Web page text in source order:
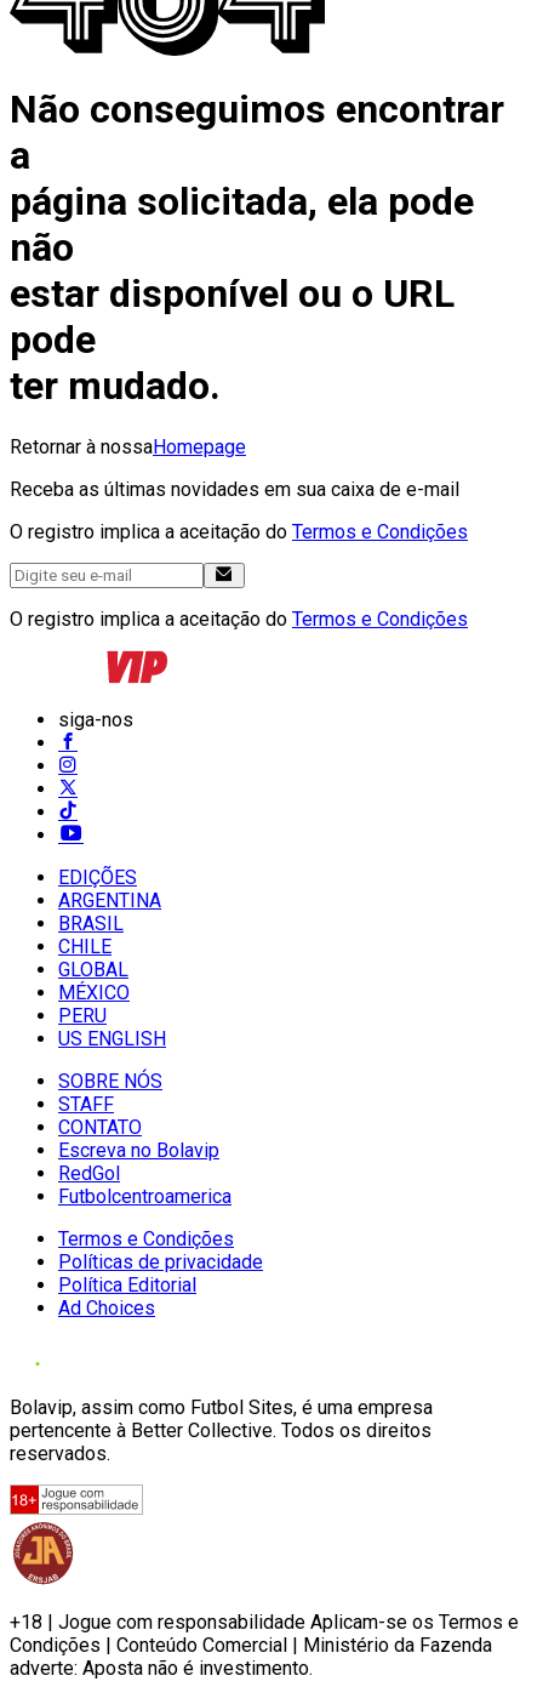
Não conseguimos encontrar
a
página solicitada, ela pode
não
estar disponível ou o URL
pode
ter mudado.
Retornar à nossaHomepage
Receba as últimas novidades em sua caixa de e-mail
O registro implica a aceitação do Termos e Condições
O registro implica a aceitação do Termos e Condições
siga-nos
EDIÇÕES
ARGENTINA
BRASIL
CHILE
GLOBAL
MÉXICO
PERU
US ENGLISH
SOBRE NÓS
STAFF
CONTATO
Escreva no Bolavip
RedGol
Futbolcentroamerica
Termos e Condições
Políticas de privacidade
Política Editorial
Ad Choices
Bolavip, assim como Futbol Sites, é uma empresa
pertencente à Better Collective. Todos os direitos
reservados.
+18 | Jogue com responsabilidade Aplicam-se os Termos e
Condições | Conteúdo Comercial | Ministério da Fazenda
adverte: Aposta não é investimento.